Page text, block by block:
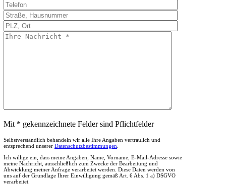
Mit * gekennzeichnete Felder sind Pflichtfelder
Selbstverständlich behandeln wir alle Ihre Angaben vertraulich und
entsprechend unserer Datenschutzbestimmungen
Ich willige ein, dass meine Angaben, Name, Vorname, E-Mail-Adresse sowie
meine Nachricht, ausschließlich zum Zwecke der Bearbeitung und
Abwicklung meiner Anfrage verarbeitet werden. Diese Daten werden von
uns auf der Grundlage Ihrer Einwilligung gemäß Art. 6 Abs. 1 a) DSGVO
verarbeitet.